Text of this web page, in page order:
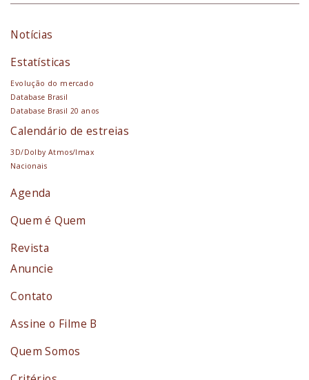
Notícias
Estatísticas
Evolução do mercado
Database Brasil
Database Brasil 20 anos
Calendário de estreias
3D/Dolby Atmos/Imax
Nacionais
Agenda
Quem é Quem
Revista
Anuncie
Contato
Assine o Filme B
Quem Somos